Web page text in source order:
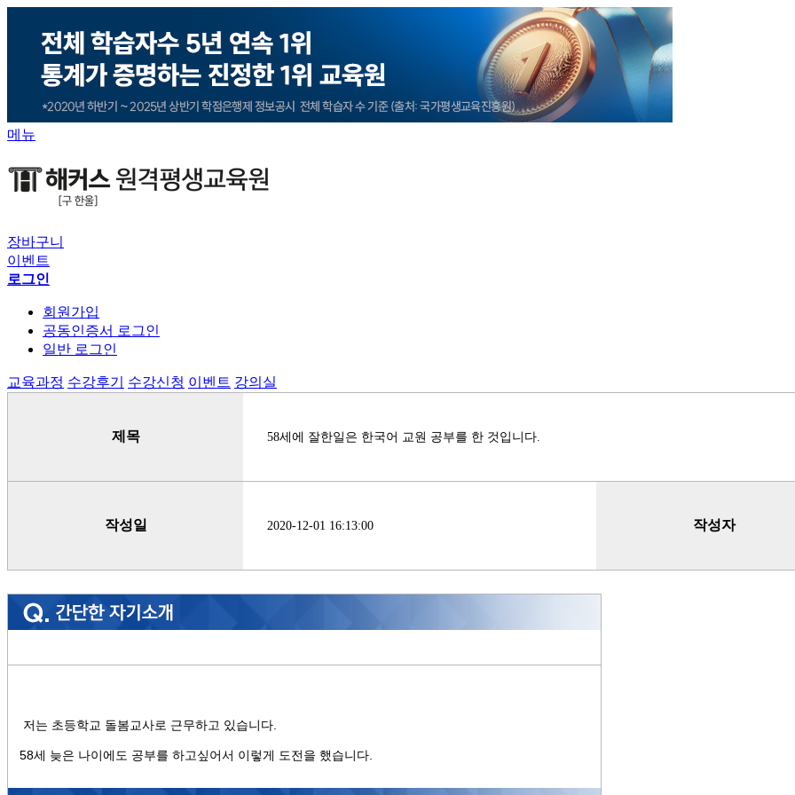
메뉴
장바구니
이벤트
로그인
회원가입
공동인증서 로그인
일반 로그인
교육과정 수강후기 수강신청 이벤트 강의실
제목 58세에 잘한일은 한국어 교원 공부를 한 것입니다.
작성일 2020-12-01 16:13:00 작성자
저는 초등학교 돌봄교사로 근무하고 있습니다.
58세 늦은 나이에도 공부를 하고싶어서 이렇게 도전을 했습니다.